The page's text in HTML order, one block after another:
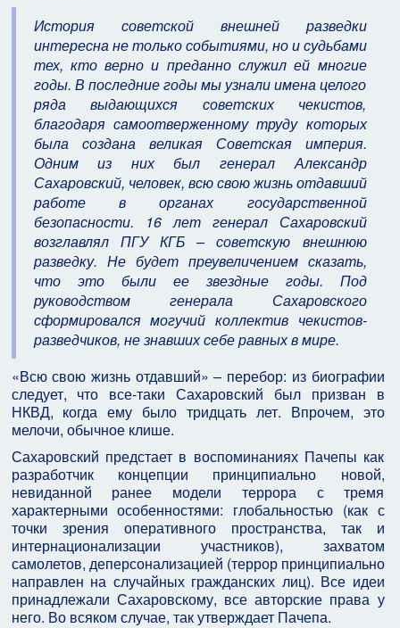
История советской внешней разведки
интересна не только событиями, но и судьбами
тех, кто верно и преданно служил ей многие
годы. В последние годы мы узнали имена целого
ряда выдающихся советских чекистов,
благодаря самоотверженному труду которых
была создана великая Советская империя.
Одним из них был генерал Александр
Сахаровский, человек, всю свою жизнь отдавший
работе в органах государственной
безопасности. 16 лет генерал Сахаровский
возглавлял ПГУ КГБ – советскую внешнюю
разведку. Не будет преувеличением сказать,
что это были ее звездные годы. Под
руководством генерала Сахаровского
сформировался могучий коллектив чекистов-
разведчиков, не знавших себе равных в мире.
«Всю свою жизнь отдавший» – перебор: из биографии
следует, что все-таки Сахаровский был призван в
НКВД, когда ему было тридцать лет. Впрочем, это
мелочи, обычное клише.
Сахаровский предстает в воспоминаниях Пачепы как
разработчик концепции принципиально новой,
невиданной ранее модели террора с тремя
характерными особенностями: глобальностью (как с
точки зрения оперативного пространства, так и
интернационализации участников), захватом
самолетов, деперсонализацией (террор принципиально
направлен на случайных гражданских лиц). Все идеи
принадлежали Сахаровскому, все авторские права у
него. Во всяком случае, так утверждает Пачепа.